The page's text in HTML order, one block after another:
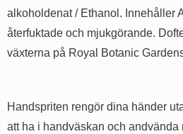
alkoholdenat / Ethanol. Innehåller
återfuktade och mjukgörande.
växterna på Royal Botanic
Handspriten rengör dina händer
att ha i handväskan och andvända